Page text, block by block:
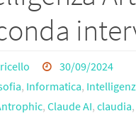
30/09/2024
, Informatica,
, Claude AI, claudia,